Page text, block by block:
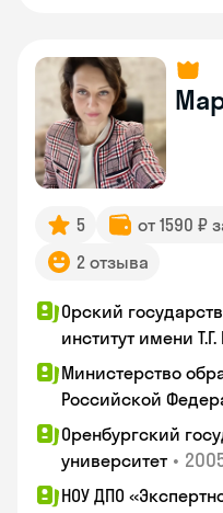
5 от 1590 ₽
2 отзыва
Орский
институт имени
Министерство
Российской
Оренбургский
университет •
НОУ ДПО